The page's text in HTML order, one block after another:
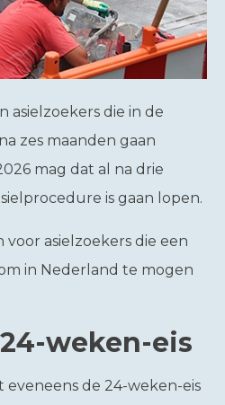
asielzoekers die in de
zes maanden gaan
mag dat al na drie
is gaan lopen.
asielzoekers die een
in Nederland te mogen
weken-eis
de 24-weken-eis